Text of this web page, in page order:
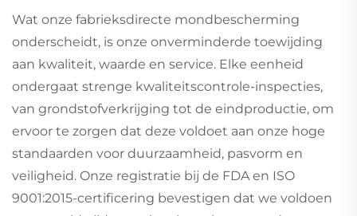
Wat onze fabrieksdirecte mondbescherming
onderscheidt, is onze onverminderde toewijding
aan kwaliteit, waarde en service. Elke eenheid
ondergaat strenge kwaliteitscontrole-inspecties,
van grondstofverkrijging tot de eindproductie, om
ervoor te zorgen dat deze voldoet aan onze hoge
standaarden voor duurzaamheid, pasvorm en
veiligheid. Onze registratie bij de FDA en ISO
9001:2015-certificering bevestigen dat we voldoen